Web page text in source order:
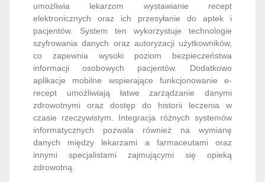
umożliwia lekarzom wystawianie recept
elektronicznych oraz ich przesyłanie do aptek i
pacjentów. System ten wykorzystuje technologie
szyfrowania danych oraz autoryzacji użytkowników,
co zapewnia wysoki poziom bezpieczeństwa
informacji osobowych pacjentów. Dodatkowo
aplikacje mobilne wspierające funkcjonowanie e-
recept umożliwiają łatwe zarządzanie danymi
zdrowotnymi oraz dostęp do historii leczenia w
czasie rzeczywistym. Integracja różnych systemów
informatycznych pozwala również na wymianę
danych między lekarzami a farmaceutami oraz
innymi specjalistami zajmującymi się opieką
zdrowotną.